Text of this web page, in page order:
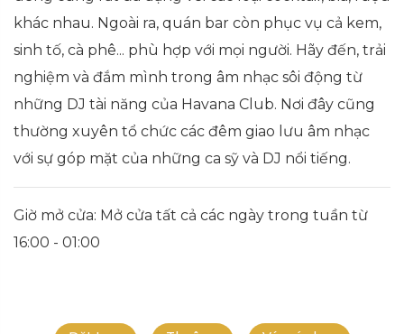
khác nhau. Ngoài ra, quán bar còn phục vụ cả kem,
sinh tố, cà phê... phù hợp với mọi người. Hãy đến, trải
nghiệm và đắm mình trong âm nhạc sôi động từ
những DJ tài năng của Havana Club. Nơi đây cũng
thường xuyên tổ chức các đêm giao lưu âm nhạc
với sự góp mặt của những ca sỹ và DJ nổi tiếng.
Giờ mở cửa: Mở cửa tất cả các ngày trong tuần từ
16:00 - 01:00